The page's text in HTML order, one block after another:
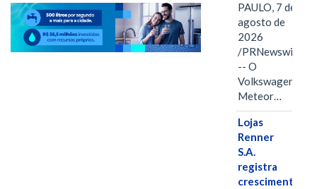
PAULO, 7 de
agosto de
2026
/PRNewswire/
-- O
Volkswagen
Meteor…
Lojas
Renner
S.A.
registra
crescimento